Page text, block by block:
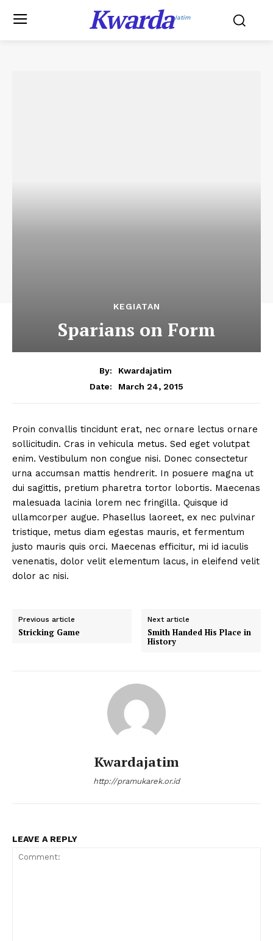
KwardaJatim
KEGIATAN
Sparians on Form
By:
Kwardajatim
Date:
March 24, 2015
Proin convallis tincidunt erat, nec ornare lectus ornare
sollicitudin. Cras in vehicula metus. Sed eget volutpat
enim. Vestibulum non congue nisi. Donec consectetur
urna accumsan mattis hendrerit. In posuere magna ut
dui sagittis, pretium pharetra tortor lobortis. Maecenas
malesuada lacinia lorem nec fringilla. Quisque id
ullamcorper augue. Phasellus laoreet, ex nec pulvinar
tristique, metus diam egestas mauris, et fermentum
justo mauris quis orci. Maecenas efficitur, mi id iaculis
venenatis, dolor velit elementum lacus, in eleifend velit
dolor ac nisi.
Previous article
Stricking Game
Next article
Smith Handed His Place in
History
Kwardajatim
http://pramukarek.or.id
LEAVE A REPLY